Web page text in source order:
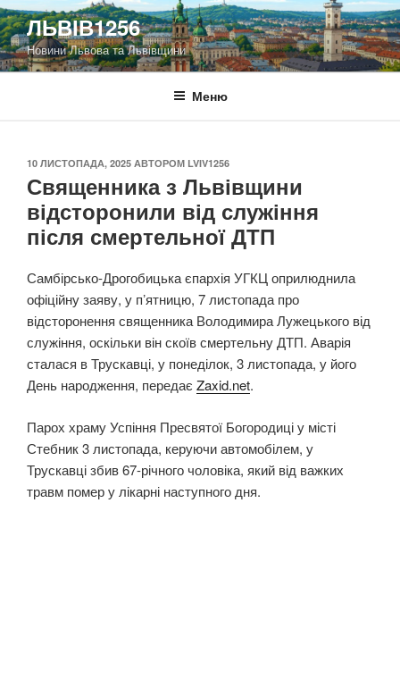
Перейти
до
вмісту
ЛЬВІВ1256
Новини Львова та Львівщини
Меню
ОПУБЛІКОВАНО
10 ЛИСТОПАДА, 2025 АВТОРОМ LVIV1256
Священника з Львівщини
відсторонили від служіння
після смертельної ДТП
Самбірсько-Дрогобицька єпархія УГКЦ оприлюднила
офіційну заяву, у пʼятницю, 7 листопада про
відсторонення священника Володимира Лужецького від
служіння, оскільки він скоїв смертельну ДТП. Аварія
сталася в Трускавці, у понеділок, 3 листопада, у його
День народження, передає Zaxid.net.
Парох храму Успіння Пресвятої Богородиці у місті
Стебник 3 листопада, керуючи автомобілем, у
Трускавці збив 67-річного чоловіка, який від важких
травм помер у лікарні наступного дня.